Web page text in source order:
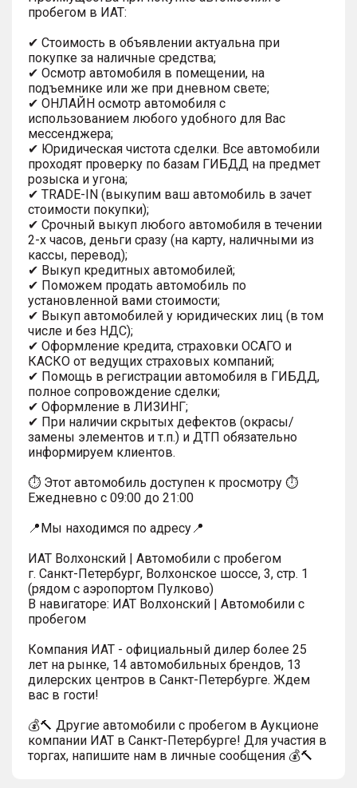
пробегом в ИАТ:
✔ Стоимость в объявлении актуальна при
покупке за наличные средства;
✔ Осмотр автомобиля в помещении, на
подъемнике или же при дневном свете;
✔ ОНЛАЙН осмотр автомобиля с
использованием любого удобного для Вас
мессенджера;
✔ Юридическая чистота сделки. Все автомобили
проходят проверку по базам ГИБДД на предмет
розыска и угона;
✔ TRADE-IN (выкупим ваш автомобиль в зачет
стоимости покупки);
✔ Срочный выкуп любого автомобиля в течении
2-х часов, деньги сразу (на карту, наличными из
кассы, перевод);
✔ Выкуп кредитных автомобилей;
✔ Поможем продать автомобиль по
установленной вами стоимости;
✔ Выкуп автомобилей у юридических лиц (в том
числе и без НДС);
✔ Оформление кредита, страховки ОСАГО и
КАСКО от ведущих страховых компаний;
✔ Помощь в регистрации автомобиля в ГИБДД,
полное сопровождение сделки;
✔ Оформление в ЛИЗИНГ;
✔ При наличии скрытых дефектов (окрасы/
замены элементов и т.п.) и ДТП обязательно
информируем клиентов.
⏱ Этот автомобиль доступен к просмотру ⏱
Ежедневно с 09:00 до 21:00
📍Мы находимся по адресу📍
ИАТ Волхонский | Автомобили с пробегом
г. Санкт-Петербург, Волхонское шоссе, 3, стр. 1
(рядом с аэропортом Пулково)
В навигаторе: ИАТ Волхонский | Автомобили с
пробегом
Компания ИАТ - официальный дилер более 25
лет на рынке, 14 автомобильных брендов, 13
дилерских центров в Санкт-Петербурге. Ждем
вас в гости!
💰🔨 Другие автомобили с пробегом в Аукционе
компании ИАТ в Санкт-Петербурге! Для участия в
торгах, напишите нам в личные сообщения 💰🔨